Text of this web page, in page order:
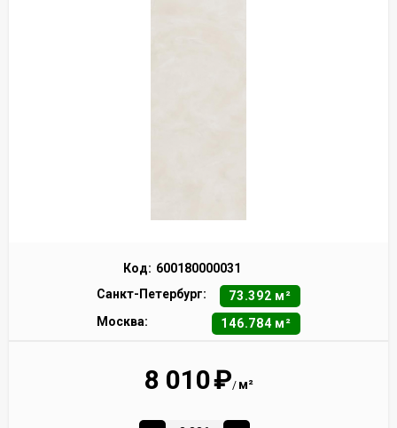
Код: 600180000031
Санкт-Петербург:
73.392 м²
Москва:
146.784 м²
8 010₽/ м²